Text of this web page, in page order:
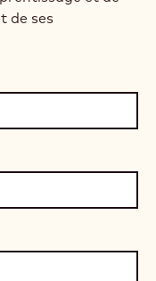
de ses